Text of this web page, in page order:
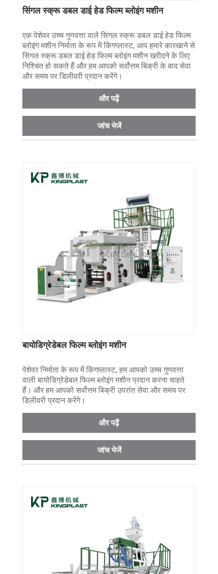
सिंगल स्क्रू डबल डाई हेड फिल्म ब्लोइंग मशीन
एक पेशेवर उच्च गुणवत्ता वाले सिंगल स्क्रू डबल डाई हेड फिल्म
ब्लोइंग मशीन निर्माता के रूप में किंगप्लास्ट, आप हमारे कारखाने से
सिंगल स्क्रू डबल डाई हेड फिल्म ब्लोइंग मशीन खरीदने के लिए
निश्चिंत हो सकते हैं और हम आपको सर्वोत्तम बिक्री के बाद सेवा
और समय पर डिलीवरी प्रदान करेंगे।
और पढ़ें
जांच भेजें
बायोडिग्रेडेबल फिल्म ब्लोइंग मशीन
पेशेवर निर्माता के रूप में किंगप्लास्ट, हम आपको उच्च गुणवत्ता
वाली बायोडिग्रेडेबल फिल्म ब्लोइंग मशीन प्रदान करना चाहते
हैं। और हम आपको सर्वोत्तम बिक्री उपरांत सेवा और समय पर
डिलीवरी प्रदान करेंगे।
और पढ़ें
जांच भेजें